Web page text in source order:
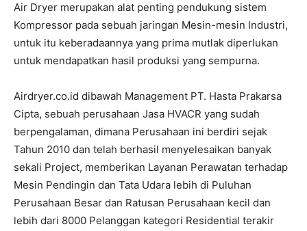
Air Dryer merupakan alat penting pendukung sistem
Kompressor pada sebuah jaringan Mesin-mesin Industri,
untuk itu keberadaannya yang prima mutlak diperlukan
untuk mendapatkan hasil produksi yang sempurna.
Airdryer.co.id dibawah Management PT. Hasta Prakarsa
Cipta, sebuah perusahaan Jasa HVACR yang sudah
berpengalaman, dimana Perusahaan ini berdiri sejak
Tahun 2010 dan telah berhasil menyelesaikan banyak
sekali Project, memberikan Layanan Perawatan terhadap
Mesin Pendingin dan Tata Udara lebih di Puluhan
Perusahaan Besar dan Ratusan Perusahaan kecil dan
lebih dari 8000 Pelanggan kategori Residential terakir